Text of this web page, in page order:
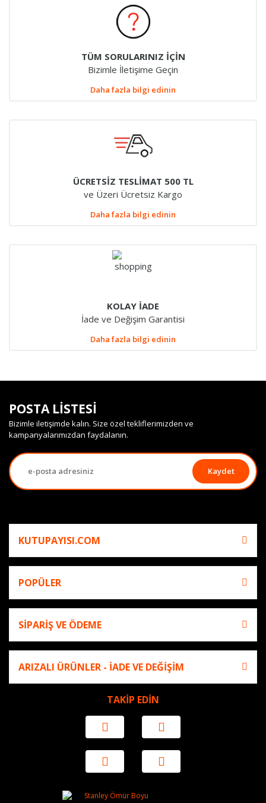
TÜM SORULARINIZ İÇİN
Bizimle İletişime Geçin
Daha fazla bilgi edinin
ÜCRETSİZ TESLİMAT 500 TL
ve Üzeri Ücretsiz Kargo
Daha fazla bilgi edinin
KOLAY İADE
İade ve Değişim Garantisi
Daha fazla bilgi edinin
POSTA LİSTESİ
Bizimle iletişimde kalın. Size özel tekliflerimizden ve
kampanyalarımızdan faydalanın.
Kaydet
KUTUPAYISI.COM
POPÜLER
SİPARİŞ VE ÖDEME
ARIZALI ÜRÜNLER - İADE VE DEĞİŞİM
TAKİP EDİN